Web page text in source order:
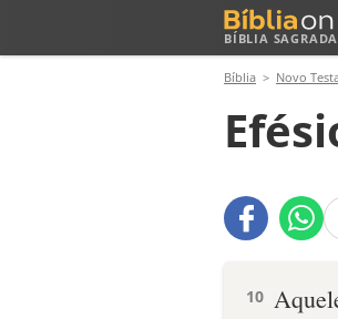
BÍBLIA
Bíblia Novo
10